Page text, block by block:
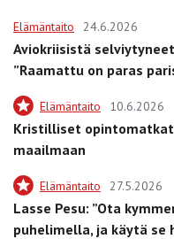
Elämäntaito 24.6.2026
Aviokriisistä
”Raamattu on paras
Elämäntaito 10.6.2026
Kristilliset opintomatkat
maailmaan
Elämäntaito 27.5.2026
Lasse Pesu: ”Ota
puhelimella, ja käytä se